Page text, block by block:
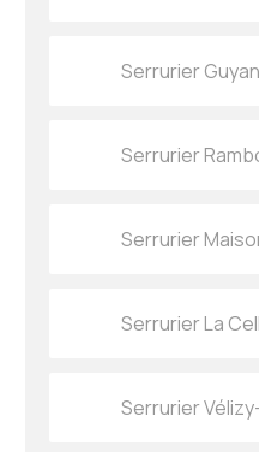
Serrurier
Serrurier
Serrurier
Serrurier La
Serrurier